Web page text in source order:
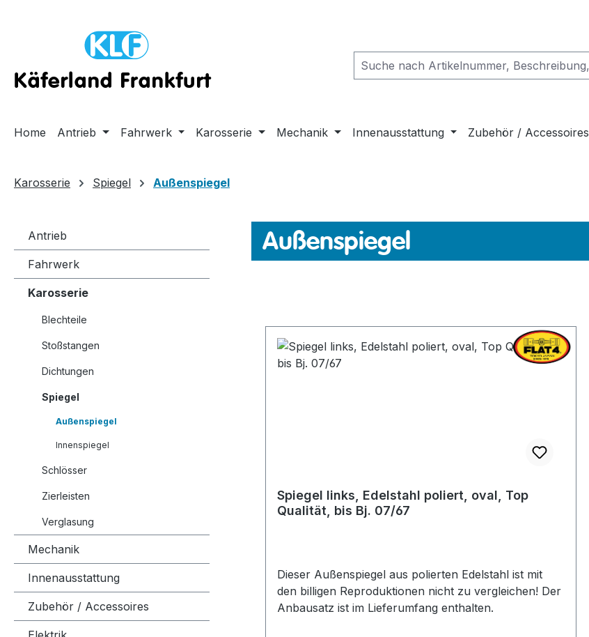
Home Antrieb Fahrwerk Karosserie Mechanik Innenausstattung Zubehör / Accessoires
Karosserie Spiegel Außenspiegel
Antrieb
Fahrwerk
Karosserie
Blechteile
Stoßstangen
Dichtungen
Spiegel
Außenspiegel
Innenspiegel
Schlösser
Zierleisten
Verglasung
Mechanik
Innenausstattung
Zubehör / Accessoires
Außenspiegel
Spiegel links, Edelstahl poliert, oval, Top
Qualität, bis Bj. 07/67
Dieser Außenspiegel aus polierten Edelstahl ist mit
den billigen Reproduktionen nicht zu vergleichen! Der
Anbausatz ist im Lieferumfang enthalten.